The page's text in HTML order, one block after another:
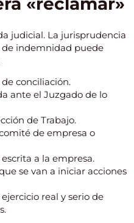
judicial. La jurisprudencia
indemnidad puede
conciliación.
ante el Juzgado de lo
de Trabajo.
de empresa o
a la empresa.
se van a iniciar acciones
real y serio de